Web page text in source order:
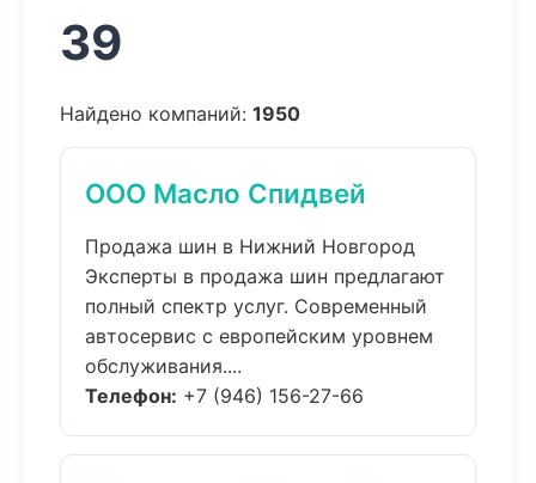
39
Найдено компаний: 1950
ООО Масло Спидвей
Продажа шин в Нижний Новгород
Эксперты в продажа шин предлагают
полный спектр услуг. Современный
автосервис с европейским уровнем
обслуживания....
Телефон: +7 (946) 156-27-66